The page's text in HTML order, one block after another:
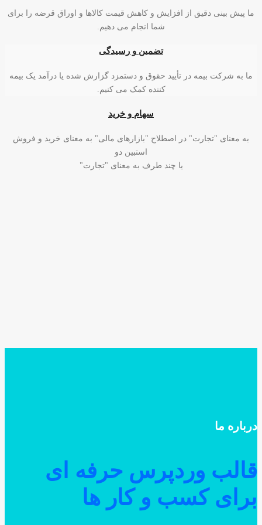
پیش بینی دقیق از افزایش و کاهش قیمت کالاها و اوراق قرضه را برای
شما انجام می دهیم.
تضمین و رسیدگی
به شرکت بیمه در تأیید حقوق و دستمزد گزارش شده یا درآمد یک بیمه
کننده کمک می کنیم.
سهام و خرید
به معنای "تجارت" در اصطلاح "بازارهای مالی" به معنای خرید و فروش
استبین دو
یا چند طرف به معنای "تجارت"
ما
وردپرس حرفه ای
کسب و کار ها